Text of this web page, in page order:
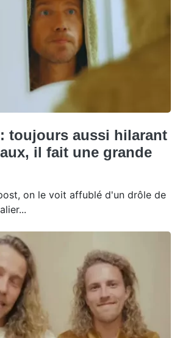
toujours aussi hilarant
il fait une grande
on le voit affublé d'un drôle de